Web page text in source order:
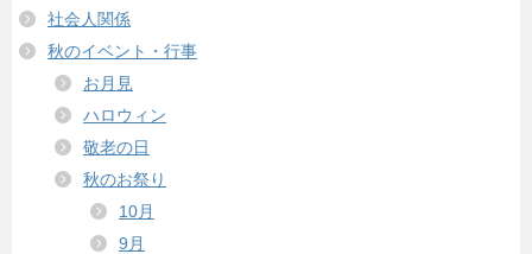
社会人関係
秋のイベント・行事
お月見
ハロウィン
敬老の日
秋のお祭り
10月
9月